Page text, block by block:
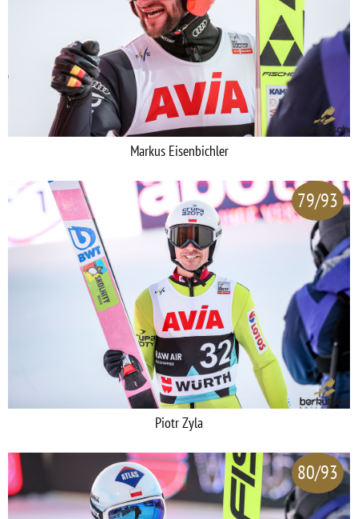
Markus Eisenbichler
79/93
Piotr Zyla
80/93